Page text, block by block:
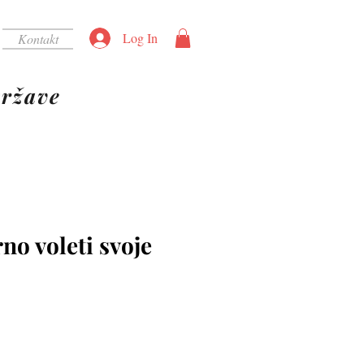
Kontakt Log In
voleti svoje